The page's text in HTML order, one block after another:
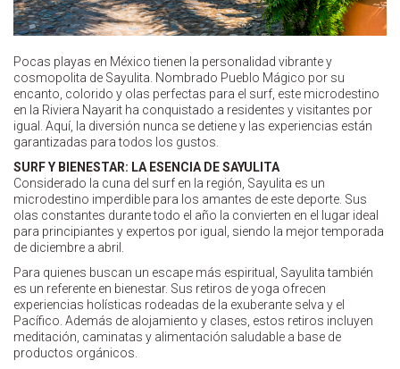
Pocas playas en México tienen la personalidad vibrante y
cosmopolita de Sayulita. Nombrado Pueblo Mágico por su
encanto, colorido y olas perfectas para el surf, este microdestino
en la Riviera Nayarit ha conquistado a residentes y visitantes por
igual. Aquí, la diversión nunca se detiene y las experiencias están
garantizadas para todos los gustos.
SURF Y BIENESTAR: LA ESENCIA DE SAYULITA
Considerado la cuna del surf en la región, Sayulita es un
microdestino imperdible para los amantes de este deporte. Sus
olas constantes durante todo el año la convierten en el lugar ideal
para principiantes y expertos por igual, siendo la mejor temporada
de diciembre a abril.
Para quienes buscan un escape más espiritual, Sayulita también
es un referente en bienestar. Sus retiros de yoga ofrecen
experiencias holísticas rodeadas de la exuberante selva y el
Pacífico. Además de alojamiento y clases, estos retiros incluyen
meditación, caminatas y alimentación saludable a base de
productos orgánicos.